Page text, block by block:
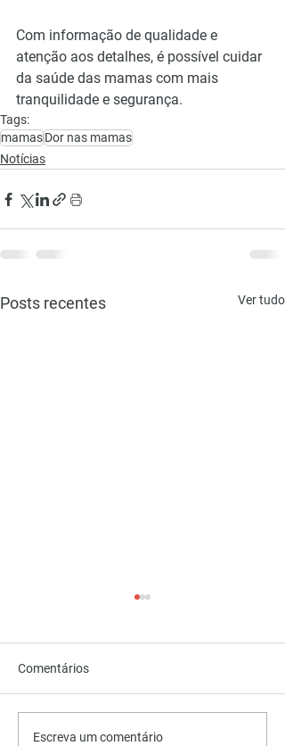
Com informação de qualidade e
atenção aos detalhes, é possível cuidar
da saúde das mamas com mais
tranquilidade e segurança.
Tags:
mamasDor nas mamas
Notícias
Posts recentes Ver tudo
Câncer de mama: sinais,
Comentários
Escreva um comentário